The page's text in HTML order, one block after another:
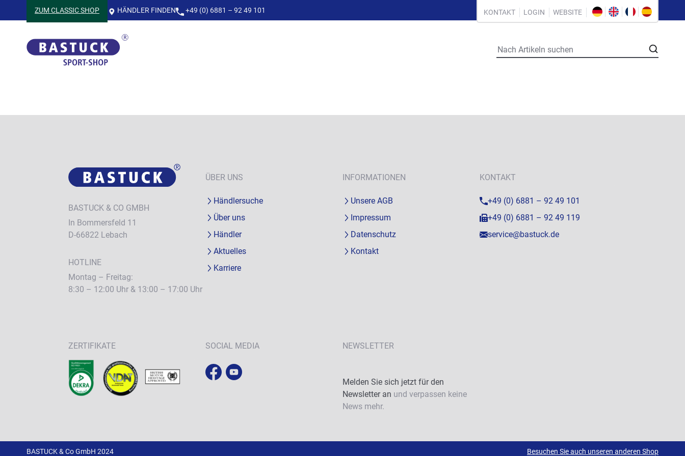
ZUM CLASSIC SHOP HÄNDLER FINDEN +49 (0) 6881 – 92 49 101 KONTAKT LOGIN WEBSITE
BASTUCK & CO GMBH
In Bommersfeld 11
D-66822 Lebach
HOTLINE
Montag – Freitag:
8:30 – 12:00 Uhr & 13:00 – 17:00 Uhr
ÜBER UNS
Händlersuche
Über uns
Händler
Aktuelles
Karriere
INFORMATIONEN
Unsere AGB
Impressum
Datenschutz
Kontakt
KONTAKT
+49 (0) 6881 – 92 49 101
+49 (0) 6881 – 92 49 119
service@bastuck.de
ZERTIFIKATE SOCIAL MEDIA NEWSLETTER
Melden Sie sich jetzt für den
Newsletter an und verpassen keine
News mehr.
BASTUCK & Co GmbH 2024 Besuchen Sie auch unseren anderen Shop